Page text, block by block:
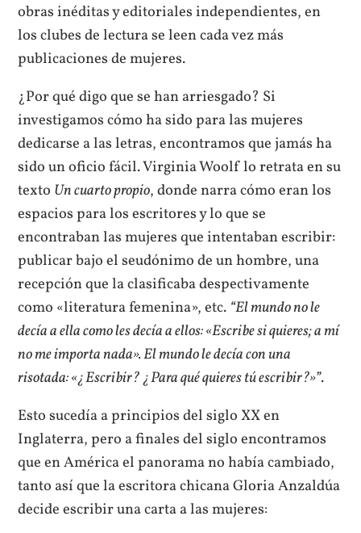
obras inéditas y editoriales independientes, en
los clubes de lectura se leen cada vez más
publicaciones de mujeres.
¿Por qué digo que se han arriesgado? Si
investigamos cómo ha sido para las mujeres
dedicarse a las letras, encontramos que jamás ha
sido un oficio fácil. Virginia Woolf lo retrata en su
texto Un cuarto propio, donde narra cómo eran los
espacios para los escritores y lo que se
encontraban las mujeres que intentaban escribir:
publicar bajo el seudónimo de un hombre, una
recepción que la clasificaba despectivamente
como «literatura femenina», etc. “El mundo no le
decía a ella como les decía a ellos: «Escribe si quieres; a mí
no me importa nada». El mundo le decía con una
risotada: «¿Escribir? ¿Para qué quieres tú escribir?»”.
Esto sucedía a principios del siglo XX en
Inglaterra, pero a finales del siglo encontramos
que en América el panorama no había cambiado,
tanto así que la escritora chicana Gloria Anzaldúa
decide escribir una carta a las mujeres: